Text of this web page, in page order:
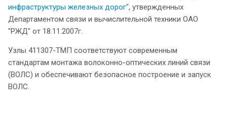
инфраструктуры железных дорог", утвержденных
Департаментом связи и вычислительной техники ОАО
"РЖД" от 18.11.2007г.
Узлы 411307-ТМП соответствуют современным
стандартам монтажа волоконно-оптических линий связи
(ВОЛС) и обеспечивают безопасное построение и запуск
ВОЛС.